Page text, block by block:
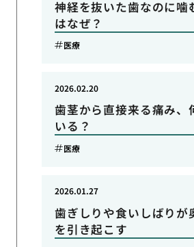
神経を抜いた歯なのに噛
はなぜ？
医療
歯茎から直接来る痛み、
いる？
2026.02.20
医療
歯ぎしりや食いしばりが
を引き起こす
2026.01.27